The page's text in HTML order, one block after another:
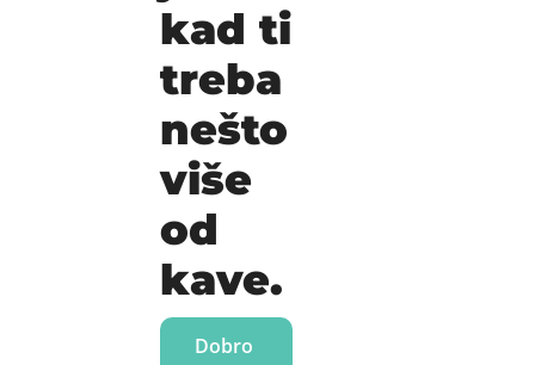
kad ti
treba
nešto
više
od
kave.
Dobro